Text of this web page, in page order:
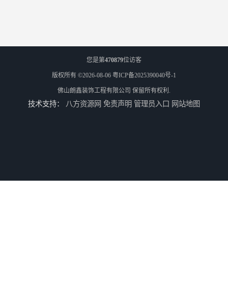
您是第470879位访客
版权所有 ©2026-08-06 粤ICP备2025390040号-1
佛山朗鑫装饰工程有限公司 保留所有权利.
技术支持： 八方资源网 免责声明 管理员入口 网站地图